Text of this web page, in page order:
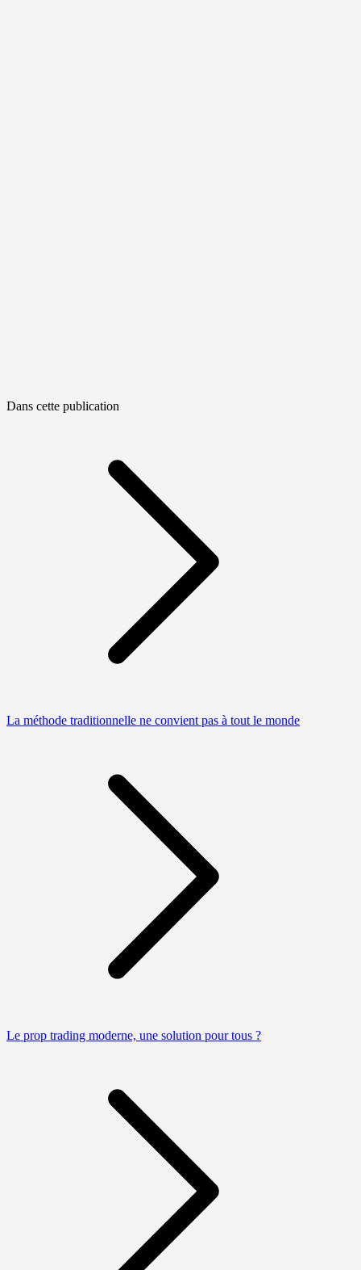
Dans cette publication
La méthode traditionnelle ne convient pas à tout le monde
Le prop trading moderne, une solution pour tous ?